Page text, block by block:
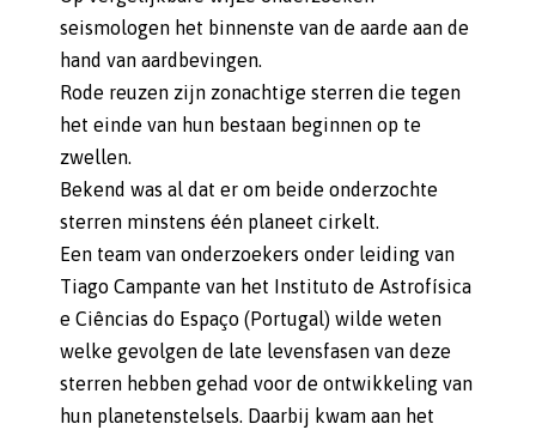
seismologen het binnenste van de aarde aan de
hand van aardbevingen.
Rode reuzen zijn zonachtige sterren die tegen
het einde van hun bestaan beginnen op te
zwellen.
Bekend was al dat er om beide onderzochte
sterren minstens één planeet cirkelt.
Een team van onderzoekers onder leiding van
Tiago Campante van het Instituto de Astrofísica
e Ciências do Espaço (Portugal) wilde weten
welke gevolgen de late levensfasen van deze
sterren hebben gehad voor de ontwikkeling van
hun planetenstelsels. Daarbij kwam aan het